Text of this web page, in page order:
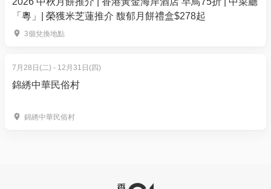
星期六至日晚餐時段：17:00-18:00
星期六至日晚餐時段：18:00-21:00
《輕鬆嚐韓風— 90分鐘自助餐》
《悠閒雙小時—120分鐘自助餐》
「粵」| 榮獲米芝蓮推介 馥郁月餅禮盒$278起
3個兌換地點
7月28日(二) - 12月31日(四)
錦綉中華民俗村
錦綉中華民俗村